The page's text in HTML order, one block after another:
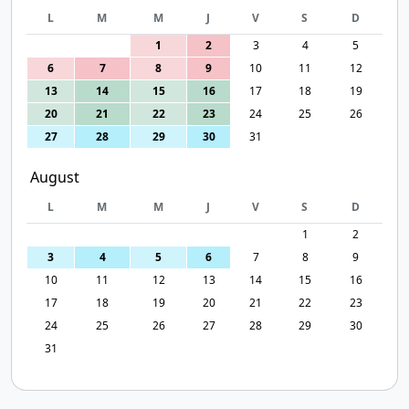
L M M J V S
D
1
2 3 4
5
6
7 8 9 10 11
12
13
14 15 16 17 18
19
20
21 22 23 24 25
26
27
28 29 30 31
August
L M M J V S
D
1
2
3
4 5 6 7 8
9
10
11 12 13 14 15
16
17
18 19 20 21 22
23
24
25 26 27 28 29
30
31